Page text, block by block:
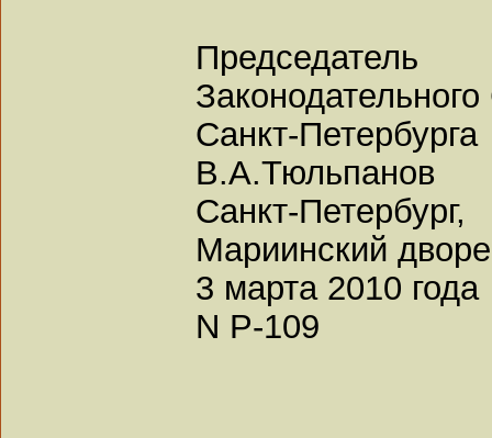
Председатель
Санкт-Петербурга
В.А.Тюльпанов
Санкт-Петербург,
Мариинский
3 марта 2010 года
N Р-109